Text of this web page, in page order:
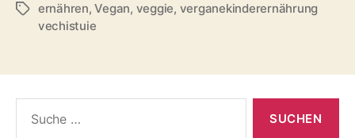
Schlagwörter
ernähren,Vegan, veggie, verganekinderernährung
vechistuie
nach: